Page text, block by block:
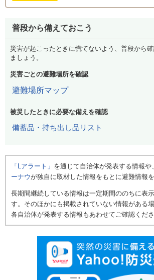
普段から備えておこう
災害が起こったときに慌てないよう、普段から
ましょう。
災害ごとの避難場所を確認
避難場所マップ
被災したときに必要な備えを確認
備蓄品・持ち出し品リスト
「Lアラート」 を通じて自治体が発表する情報や
ーナウが独自に取材した情報をもとに避難情報
長期間継続している情報は一定期間ののちに表
す。そのほかにも掲載されていない情報がある
各自治体が発表する情報もあわせてご確認くださ